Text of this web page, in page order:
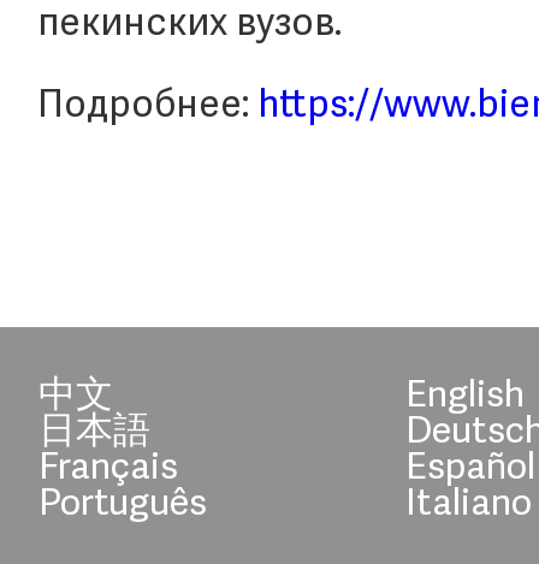
пекинских вузов.
Подробнее: https://
中文 English
日本語
Français Español
Português Italiano